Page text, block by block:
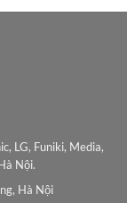
LG, Funiki, Media,
Nội.
Hà Nội